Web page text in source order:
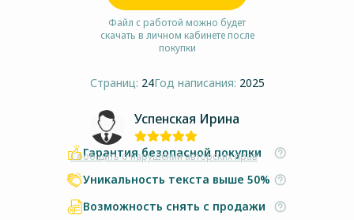
Файл с работой можно будет
скачать в личном кабинете после
покупки
Страниц: 24Год написания: 2025
Успенская Ирина
Сообщить о нарушении авторских прав
Гарантия безопасной покупки
Уникальность текста выше 50%
Возможность снять с продажи